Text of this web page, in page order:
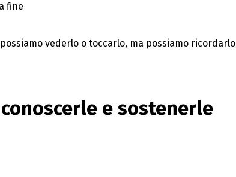
fine
vederlo o toccarlo, ma possiamo ricordarlo
e sostenerle